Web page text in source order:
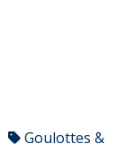
Goulottes &